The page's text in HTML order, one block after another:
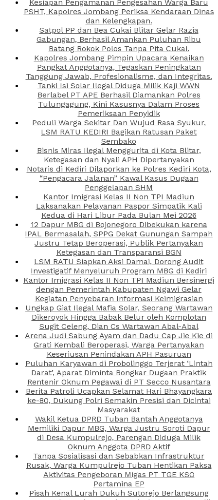
Kesiapan Pengamanan Pengesahan Warga Baru
PSHT, Kapolres Jombang Periksa Kendaraan Dinas
dan Kelengkapan.
Satpol PP dan Bea Cukai Blitar Gelar Razia
Gabungan, Berhasil Amankan Puluhan Ribu
Batang Rokok Polos Tanpa Pita Cukai.
Kapolres Jombang Pimpin Upacara Kenaikan
Pangkat Anggotanya, Tegaskan Peningkatan
Tanggung Jawab, Profesionalisme, dan Integritas.
Tanki Isi Solar Ilegal Diduga Milik Kaji WWN
Berlabel PT APE Berhasil Diamankan Polres
Tulungagung, Kini Kasusnya Dalam Proses
Pemeriksaan Penyidik
Peduli Warga Sekitar Dan Wujud Rasa Syukur,
LSM RATU KEDIRI Bagikan Ratusan Paket
Sembako
Bisnis Miras Ilegal Menggurita di Kota Blitar,
Ketegasan dan Nyali APH Dipertanyakan
Notaris di Kediri Dilaporkan ke Polres Kediri Kota,
“Pengacara Jalanan” Kawal Kasus Dugaan
Penggelapan SHM
Kantor Imigrasi Kelas II Non TPI Madiun
Laksanakan Pelayanan Paspor Simpatik Kali
Kedua di Hari Libur Pada Bulan Mei 2026
12 Dapur MBG di Bojonegoro Dibekukan karena
IPAL Bermasalah, SPPG Dekat Gunungan Sampah
Justru Tetap Beroperasi, Publik Pertanyakan
Ketegasan dan Transparansi BGN
LSM RATU Siapkan Aksi Damai, Dorong Audit
Investigatif Menyeluruh Program MBG di Kediri
Kantor Imigrasi Kelas II Non TPI Madiun Bersinergi
dengan Pemerintah Kabupaten Ngawi Gelar
Kegiatan Penyebaran Informasi Keimigrasian
Ungkap Giat Ilegal Mafia Solar, Seorang Wartawan
Dikeroyok Hingga Babak Belur oleh Komplotan
Sugit Celeng, Dian Cs Wartawan Abal-Abal
Arena Judi Sabung Ayam dan Dadu Cap Jie Kie di
Grati Kembali Beroperasi, Warga Pertanyakan
Keseriusan Penindakan APH Pasuruan
Puluhan Karyawan di Probolinggo Terjerat ‘Lintah
Darat’, Aparat Diminta Bongkar Dugaan Praktik
Rentenir Oknum Pegawai di PT Secco Nusantara
Berita Patroli Ucapkan Selamat Hari Bhayangkara
ke-80, Dukung Polri Semakin Presisi dan Dicintai
Masyarakat
Wakil Ketua DPRD Tuban Bantah Anggotanya
Memiliki Dapur MBG, Warga Justru Soroti Dapur
di Desa Kumpulrejo, Parengan Diduga Milik
Oknum Anggota DPRD Aktif
Tanpa Sosialisasi dan Sebabkan Infrastruktur
Rusak, Warga Kumpulrejo Tuban Hentikan Paksa
Aktivitas Pengeboran Migas PT TGE KSO
Pertamina EP
Pisah Kenal Lurah Dukuh Sutorejo Berlangsung